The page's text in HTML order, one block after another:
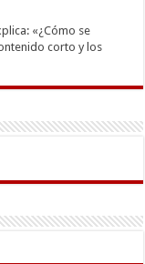
«¿Cómo se
corto y los